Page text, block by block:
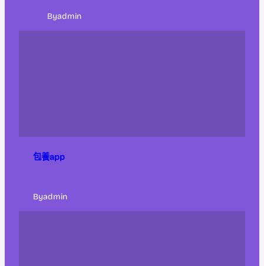
Byadmin
包養app
Byadmin